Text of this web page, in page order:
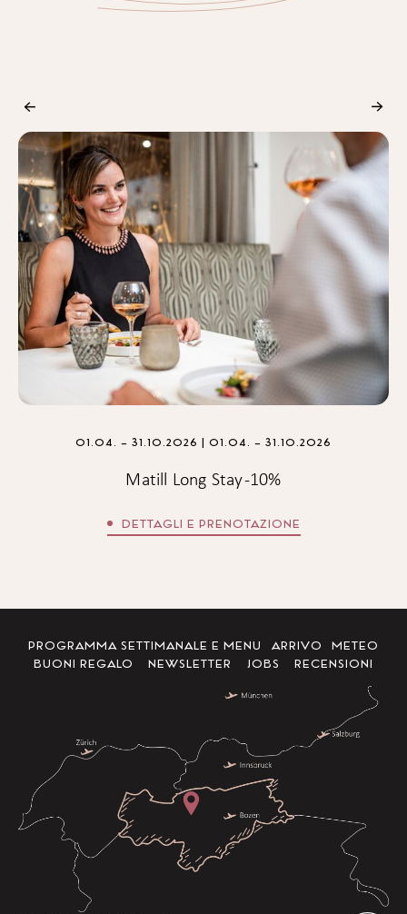
01.04. – 31.10.2026 | 01.04. – 31.10.2026
Matill Long Stay -10%
DETTAGLI E PRENOTAZIONE
PROGRAMMA SETTIMANALE E MENU ARRIVO
METEO
BUONI REGALO
NEWSLETTER JOBS RECENSIONI